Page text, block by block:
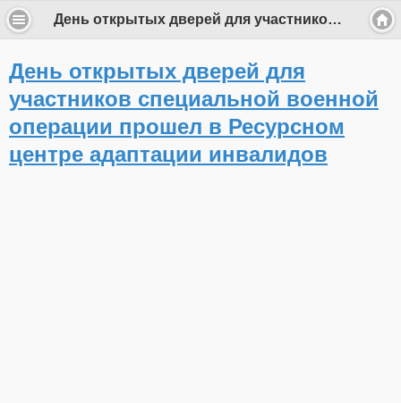
День открытых дверей для участников специальной военной операции прошел в Ресурсном центре адаптации инвалидов
День открытых дверей для
участников специальной военной
операции прошел в Ресурсном
центре адаптации инвалидов